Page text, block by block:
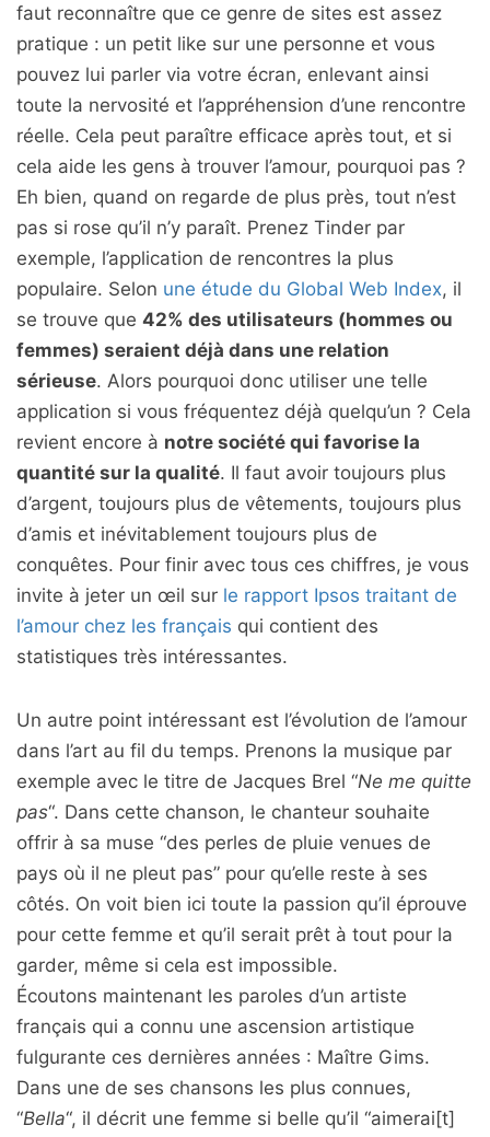
faut reconnaître que ce genre de sites est assez
pratique : un petit like sur une personne et vous
pouvez lui parler via votre écran, enlevant ainsi
toute la nervosité et l’appréhension d’une rencontre
réelle. Cela peut paraître efficace après tout, et si
cela aide les gens à trouver l’amour, pourquoi pas ?
Eh bien, quand on regarde de plus près, tout n’est
pas si rose qu’il n’y paraît. Prenez Tinder par
exemple, l’application de rencontres la plus
populaire. Selon une étude du Global Web Index, il
se trouve que 42% des utilisateurs (hommes ou
femmes) seraient déjà dans une relation
sérieuse. Alors pourquoi donc utiliser une telle
application si vous fréquentez déjà quelqu’un ? Cela
revient encore à notre société qui favorise la
quantité sur la qualité. Il faut avoir toujours plus
d’argent, toujours plus de vêtements, toujours plus
d’amis et inévitablement toujours plus de
conquêtes. Pour finir avec tous ces chiffres, je vous
invite à jeter un œil sur le rapport Ipsos traitant de
l’amour chez les français qui contient des
statistiques très intéressantes.
Un autre point intéressant est l’évolution de l’amour
dans l’art au fil du temps. Prenons la musique par
exemple avec le titre de Jacques Brel “Ne me quitte
pas“. Dans cette chanson, le chanteur souhaite
offrir à sa muse “des perles de pluie venues de
pays où il ne pleut pas” pour qu’elle reste à ses
côtés. On voit bien ici toute la passion qu’il éprouve
pour cette femme et qu’il serait prêt à tout pour la
garder, même si cela est impossible.
Écoutons maintenant les paroles d’un artiste
français qui a connu une ascension artistique
fulgurante ces dernières années : Maître Gims.
Dans une de ses chansons les plus connues,
“Bella“, il décrit une femme si belle qu’il “aimerai[t]